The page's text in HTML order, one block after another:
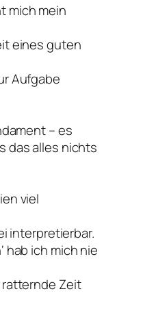
mich mein
eines guten
Aufgabe
– es
das alles nichts
viel
interpretierbar.
hab ich mich nie
Zeit